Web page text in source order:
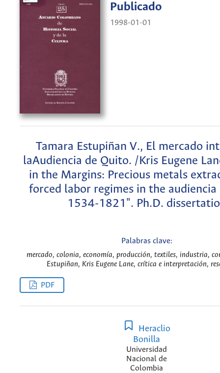
Publicado
1998-01-01
Tamara Estupiñan V., El mercado
laAudiencia de Quito. /Kris Eugene
in the Margins: Precious metals
forced labor regimes in the
1534-1821". Ph.D.
Palabras clave:
mercado, colonia, economía, producción, textiles, industria,
Estupiñan, Kris Eugene Lane, crítica e interpretación,
PDF
Heraclio
Bonilla
Universidad
Nacional de
Colombia